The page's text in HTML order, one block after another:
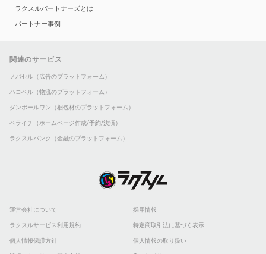
ラクスルパートナーズとは
パートナー事例
関連のサービス
ノバセル（広告のプラットフォーム）
ハコベル（物流のプラットフォーム）
ダンボールワン（梱包材のプラットフォーム）
ペライチ（ホームページ作成/予約/決済）
ラクスルバンク（金融のプラットフォーム）
運営会社について 採用情報
ラクスルサービス利用規約 特定商取引法に基づく表示
個人情報保護方針 個人情報の取り扱い